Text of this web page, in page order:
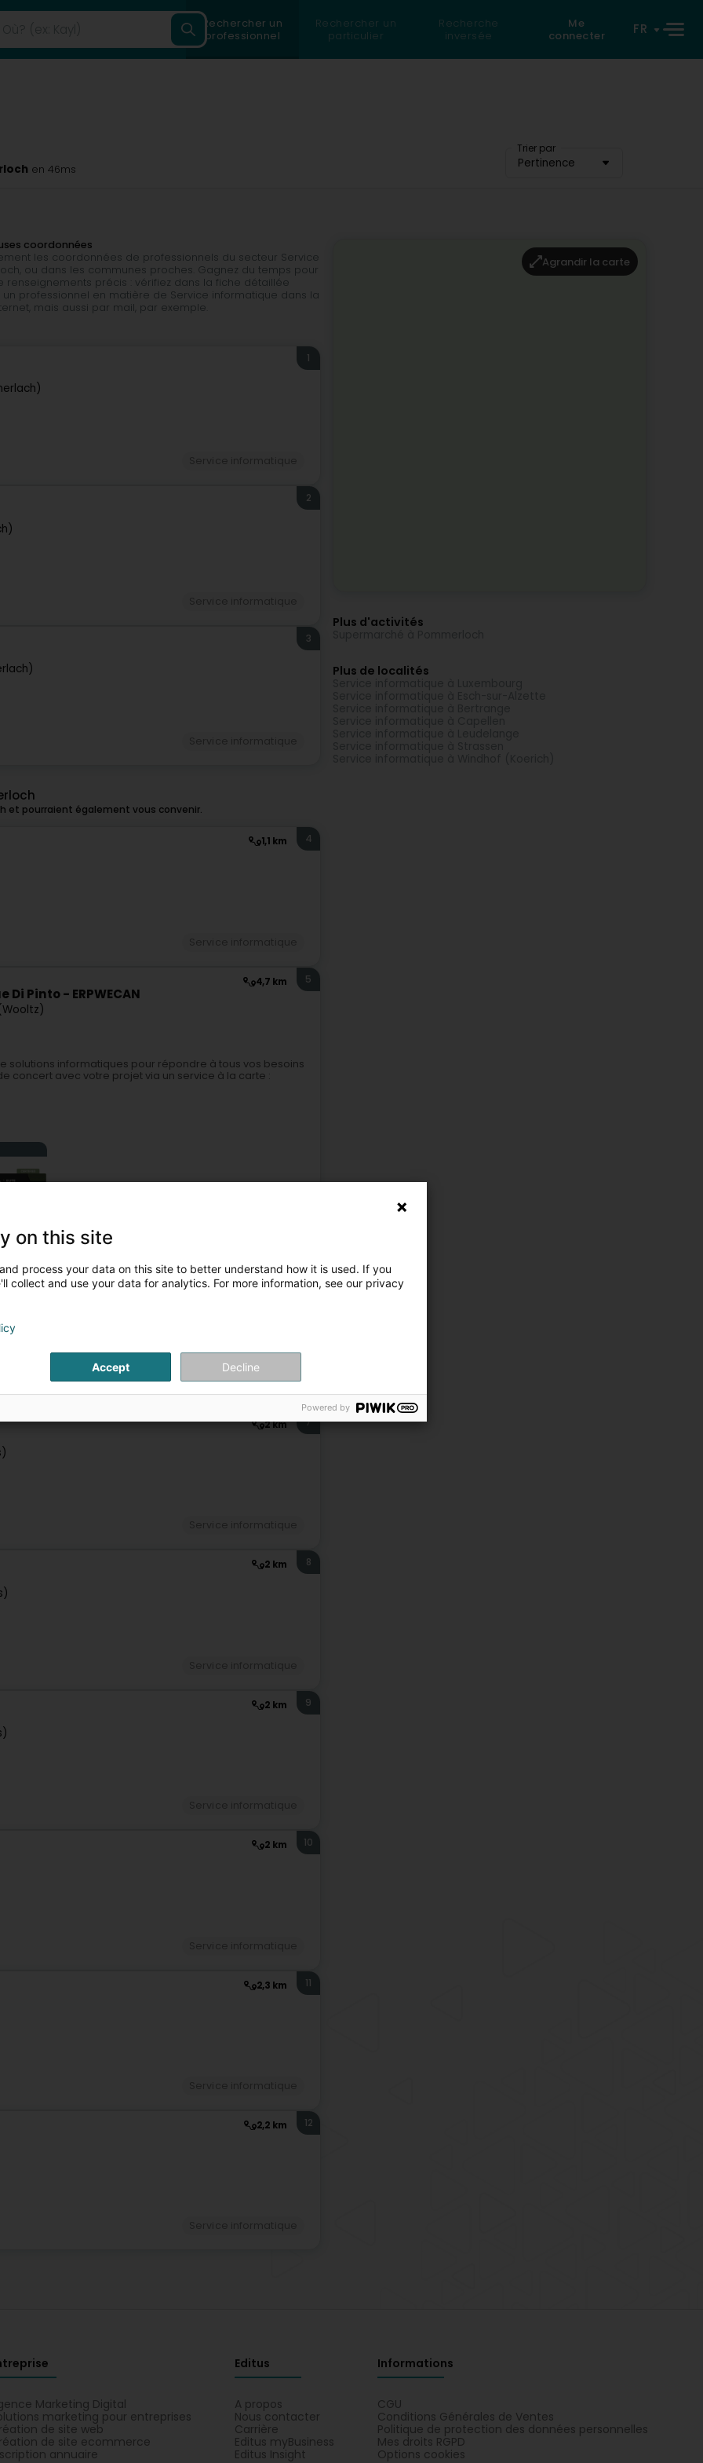
Rechercher un
professionnel
Rechercher un
particulier
Recherche
inversée
Me
connecter
FR
Trier par
Pertinence
en 46ms
coordonnées
les coordonnées de professionnels du secteur Service
ou dans les communes proches. Gagnez du temps pour
précis : vérifiez dans la fiche détaillée
professionnel en matière de Service informatique dans la
mais aussi par mail, par exemple.
1
2
3
et pourraient également vous convenir.
1,1 km 4
4,7 km
Pinto - ERPWECAN
5
solutions informatiques pour répondre à tous vos besoins
concert avec votre projet via un service à la carte :
Internet Assistance et dépannage informatique
2 km 6
Service informatique
2 km 7
2 km 8
2 km 9
2 km 10
2,3 km 11
2,2 km 12
Agrandir la carte
Plus d'activités
Plus de localités
Marketing Digital
marketing pour entreprises
de site web
de site ecommerce
annuaire
Editus
A propos
Nous contacter
Carrière
Editus myBusiness
Editus Insight
Informations
CGU
Conditions Générales de Ventes
Politique de protection des données personnelles
Mes droits RGPD
Options cookies
on this site
process your data on this site to better understand how it is used. If you
collect and use your data for analytics. For more information, see our privacy
Accept Decline
Powered by